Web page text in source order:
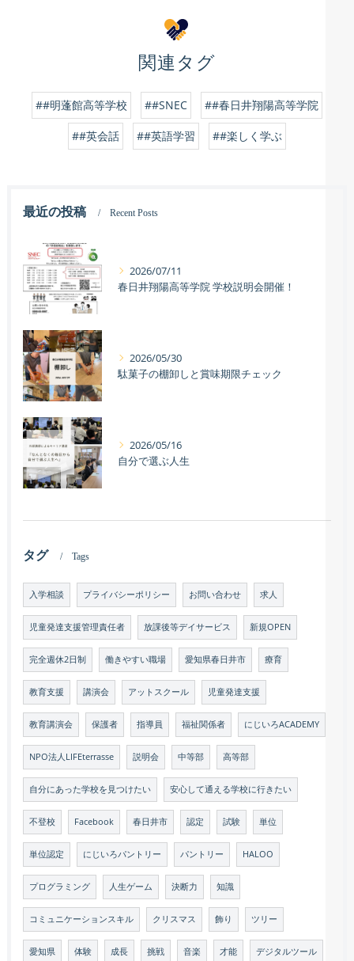
関連タグ
##明蓬館高等学校 ##SNEC ##春日井翔陽高等学院
##英会話 ##英語学習 ##楽しく学ぶ
最近の投稿 Recent Posts
2026/07/11
春日井翔陽高等学院 学校説明会開催！
2026/05/30
駄菓子の棚卸しと賞味期限チェック
2026/05/16
自分で選ぶ人生
タグ Tags
入学相談 プライバシーポリシー お問い合わせ 求人
児童発達支援管理責任者 放課後等デイサービス 新規OPEN
完全週休2日制 働きやすい職場 愛知県春日井市 療育
教育支援 講演会 アットスクール 児童発達支援
教育講演会 保護者 指導員 福祉関係者 にじいろACADEMY
NPO法人LIFEterrasse 説明会 中等部 高等部
自分にあった学校を見つけたい 安心して通える学校に行きたい
不登校 Facebook 春日井市 認定 試験 単位
単位認定 にじいろパントリー パントリー HALOO
プログラミング 人生ゲーム 決断力 知識
コミュニケーションスキル クリスマス 飾り ツリー
愛知県 体験 成長 挑戦 音楽 才能 デジタルツール